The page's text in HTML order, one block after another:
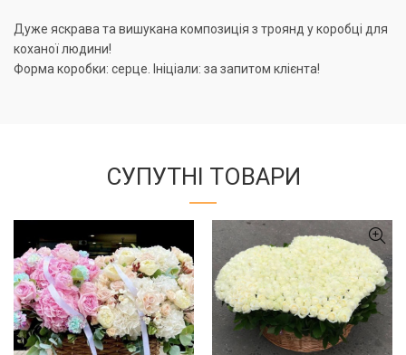
Дуже яскрава та вишукана композиція з троянд у коробці для
коханої людини!
Форма коробки: серце. Ініціали: за запитом клієнта!
СУПУТНІ ТОВАРИ